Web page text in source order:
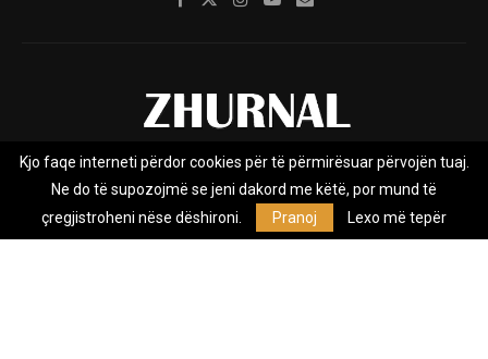
Rreth nesh Impresumi Marketing
Privacy Policy
Zhurnal.mk është Agjenci e Lajmeve e pavarur, e themeluar në vitin
Kjo faqe interneti përdor cookies për të përmirësuar përvojën tuaj.
Ne do të supozojmë se jeni dakord me këtë, por mund të
çregjistroheni nëse dëshironi.
Pranoj Lexo më tepër